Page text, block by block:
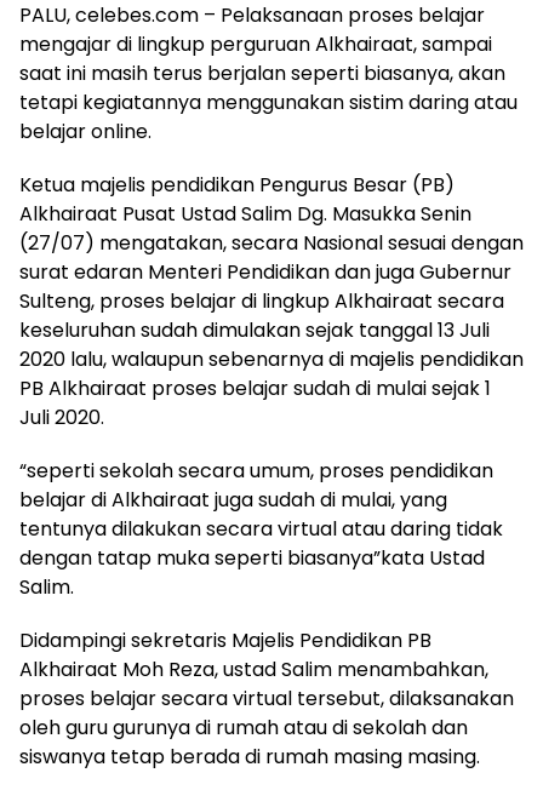
PALU, celebes.com – Pelaksanaan proses belajar
mengajar di lingkup perguruan Alkhairaat, sampai
saat ini masih terus berjalan seperti biasanya, akan
tetapi kegiatannya menggunakan sistim daring atau
belajar online.
Ketua majelis pendidikan Pengurus Besar (PB)
Alkhairaat Pusat Ustad Salim Dg. Masukka Senin
(27/07) mengatakan, secara Nasional sesuai dengan
surat edaran Menteri Pendidikan dan juga Gubernur
Sulteng, proses belajar di lingkup Alkhairaat secara
keseluruhan sudah dimulakan sejak tanggal 13 Juli
2020 lalu, walaupun sebenarnya di majelis pendidikan
PB Alkhairaat proses belajar sudah di mulai sejak 1
Juli 2020.
“seperti sekolah secara umum, proses pendidikan
belajar di Alkhairaat juga sudah di mulai, yang
tentunya dilakukan secara virtual atau daring tidak
dengan tatap muka seperti biasanya”kata Ustad
Salim.
Didampingi sekretaris Majelis Pendidikan PB
Alkhairaat Moh Reza, ustad Salim menambahkan,
proses belajar secara virtual tersebut, dilaksanakan
oleh guru gurunya di rumah atau di sekolah dan
siswanya tetap berada di rumah masing masing.